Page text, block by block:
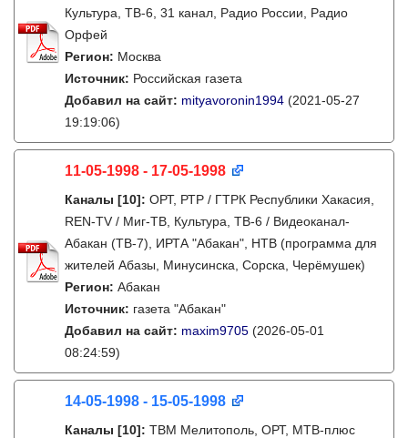
Культура, ТВ-6, 31 канал, Радио России, Радио
Орфей
Регион: Москва
Источник: Российская газета
Добавил на сайт: mityavoronin1994 (2021-05-27
19:19:06)
11-05-1998 - 17-05-1998
Каналы [10]: ОРТ, РТР / ГТРК Республики Хакасия,
REN-TV / Миг-ТВ, Культура, ТВ-6 / Видеоканал-
Абакан (ТВ-7), ИРТА "Абакан", НТВ (программа для
жителей Абазы, Минусинска, Сорска, Черёмушек)
Регион: Абакан
Источник: газета "Абакан"
Добавил на сайт: maxim9705 (2026-05-01
08:24:59)
14-05-1998 - 15-05-1998
Каналы [10]: ТВМ Мелитополь, ОРТ, МТВ-плюс